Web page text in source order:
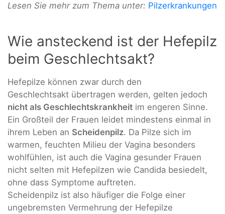
Lesen Sie mehr zum Thema unter: Pilzerkrankungen
Wie ansteckend ist der Hefepilz
beim Geschlechtsakt?
Hefepilze können zwar durch den
Geschlechtsakt übertragen werden, gelten jedoch
nicht als Geschlechtskrankheit im engeren Sinne.
Ein Großteil der Frauen leidet mindestens einmal in
ihrem Leben an Scheidenpilz. Da Pilze sich im
warmen, feuchten Milieu der Vagina besonders
wohlfühlen, ist auch die Vagina gesunder Frauen
nicht selten mit Hefepilzen wie Candida besiedelt,
ohne dass Symptome auftreten.
Scheidenpilz ist also häufiger die Folge einer
ungebremsten Vermehrung der Hefepilze